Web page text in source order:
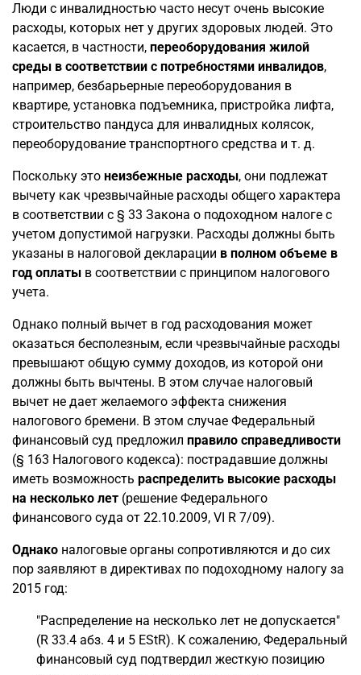
Люди с инвалидностью часто несут очень высокие
расходы, которых нет у других здоровых людей. Это
касается, в частности, переоборудования жилой
среды в соответствии с потребностями инвалидов,
например, безбарьерные переоборудования в
квартире, установка подъемника, пристройка лифта,
строительство пандуса для инвалидных колясок,
переоборудование транспортного средства и т. д.
Поскольку это неизбежные расходы, они подлежат
вычету как чрезвычайные расходы общего характера
в соответствии с § 33 Закона о подоходном налоге с
учетом допустимой нагрузки. Расходы должны быть
указаны в налоговой декларации в полном объеме в
год оплаты в соответствии с принципом налогового
учета.
Однако полный вычет в год расходования может
оказаться бесполезным, если чрезвычайные расходы
превышают общую сумму доходов, из которой они
должны быть вычтены. В этом случае налоговый
вычет не дает желаемого эффекта снижения
налогового бремени. В этом случае Федеральный
финансовый суд предложил правило справедливости
(§ 163 Налогового кодекса): пострадавшие должны
иметь возможность распределить высокие расходы
на несколько лет (решение Федерального
финансового суда от 22.10.2009, VI R 7/09).
Однако налоговые органы сопротивляются и до сих
пор заявляют в директивах по подоходному налогу за
2015 год:
"Распределение на несколько лет не допускается"
(R 33.4 абз. 4 и 5 EStR). К сожалению, Федеральный
финансовый суд подтвердил жесткую позицию